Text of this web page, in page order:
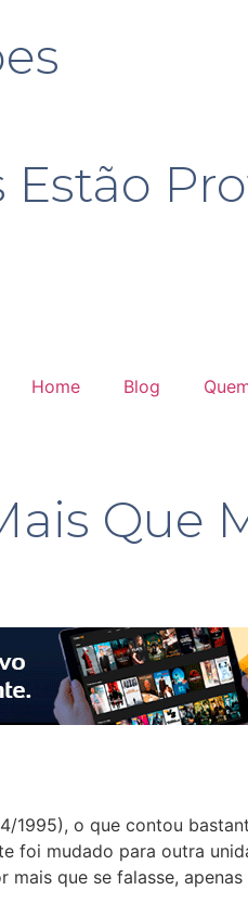
Estão
Home Blog
Que
1995), o que contou
foi mudado para outra
que se falasse,